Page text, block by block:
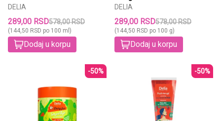
DELIA
289,00 RSD578,00 RSD
(144,50 RSD po 100 ml)
Dodaj u korpu
DELIA
289,00 RSD578,00 RSD
(144,50 RSD po 100 g)
Dodaj u korpu
-50% -50%